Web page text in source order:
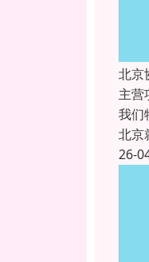
北京
主营
我们
北京
26-